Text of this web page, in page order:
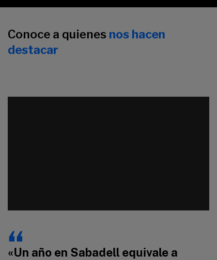
Conoce a quienes nos hacen
destacar
«Un año en Sabadell equivale a